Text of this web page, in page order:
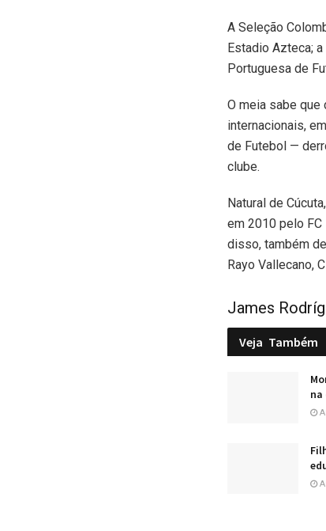
A Seleção
Estadio Azteca;
Portuguesa de
O meia sabe que
internacionais,
de Futebol —
clube.
Natural de
em 2010 pelo
disso, também
Rayo Vallecano,
James
Veja Também
na